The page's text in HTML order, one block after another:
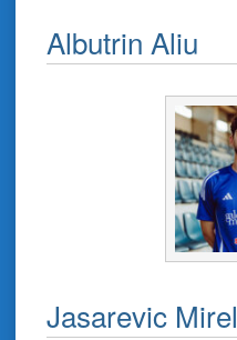
Albutrin Aliu
Jasarevic Mirel